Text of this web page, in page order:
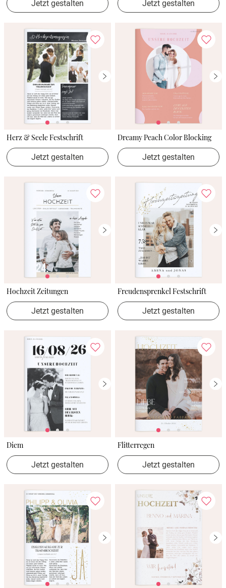
Jetzt gestalten Jetzt gestalten
Herz & Seele Festschrift
Jetzt gestalten
Dreamy Peach Color Blocking
Jetzt gestalten
Hochzeit Zeitungen
Jetzt gestalten
Freudensprenkel Festschrift
Jetzt gestalten
Diem
Jetzt gestalten
Flitterregen
Jetzt gestalten